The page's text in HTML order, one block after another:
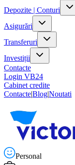
Depozite | Conturi
Asigurări
Transferuri
Investiții
Contacte
Login VB24
Cabinet credite
Contacte|Blog|Noutati
Personal